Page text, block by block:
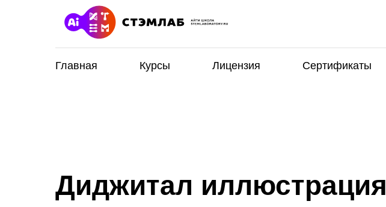
Главная Курсы Лицензия Сертификаты
Диджитал иллюстрация